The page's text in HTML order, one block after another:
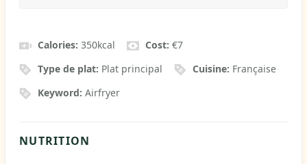
Calories:350kcal Cost:€7
Type de plat: Plat principal Cuisine: Française
Keyword:Airfryer
NUTRITION